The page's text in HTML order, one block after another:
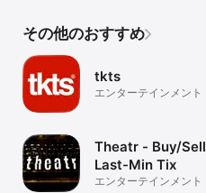
その他のおすすめ
tkts
エンターテインメント
Theatr - Buy/Sell
Last-Min Tix
エンターテインメント